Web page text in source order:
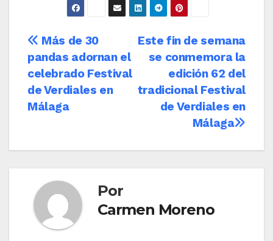
Navegación
de
entradas
Este fin de semana
se conmemora la
edición 62 del
tradicional Festival
de Verdiales en
Málaga
Más de 30
pandas adornan el
celebrado Festival
de Verdiales en
Málaga
Por
Carmen Moreno